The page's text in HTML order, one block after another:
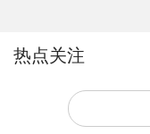
热点关注